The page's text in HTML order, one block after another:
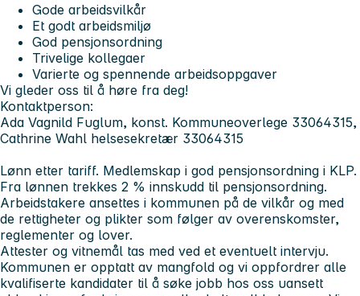
Gode arbeidsvilkår
Et godt arbeidsmiljø
God pensjonsordning
Trivelige kollegaer
Varierte og spennende arbeidsoppgaver
Vi gleder oss til å høre fra deg!
Kontaktperson:
Ada Vagnild Fuglum, konst. Kommuneoverlege 33064315,
Cathrine Wahl helsesekretær 33064315
Lønn etter tariff. Medlemskap i god pensjonsordning i KLP.
Fra lønnen trekkes 2 % innskudd til pensjonsordning.
Arbeidstakere ansettes i kommunen på de vilkår og med
de rettigheter og plikter som følger av overenskomster,
reglementer og lover.
Attester og vitnemål tas med ved et eventuelt intervju.
Kommunen er opptatt av mangfold og vi oppfordrer alle
kvalifiserte kandidater til å søke jobb hos oss uansett